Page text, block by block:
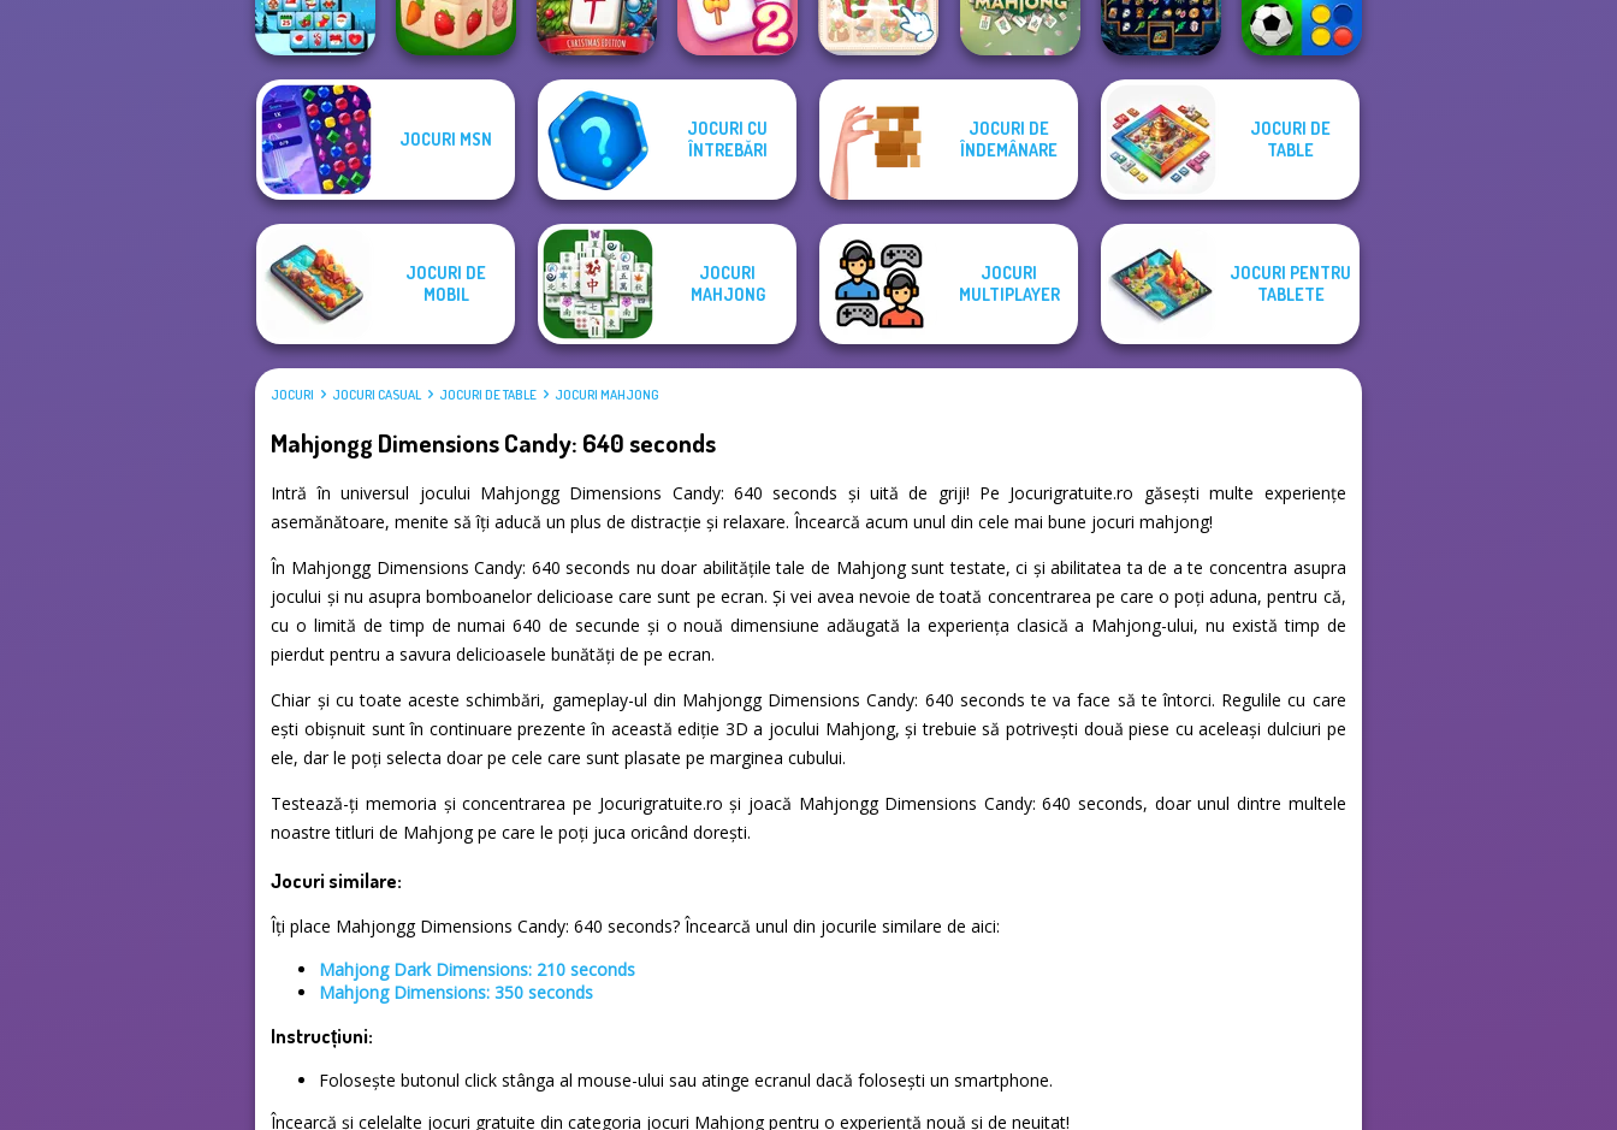
Xmas Mahjong
Trio Solitaire
Farm Mahjong
Mahjong at
Home -
Christmas Ed...
Solitaire
Mahjong Candy 2
KrisMas Mahjong
2
Tap 3 Mahjong
Sorcerer
Mahjong Marvels
Mind Games for
2-3-4 Player
JOCURI MSN
JOCURI CU
ÎNTREBĂRI
JOCURI DE
ÎNDEMÂNARE
JOCURI DE
TABLE
JOCURI DE
MOBIL
JOCURI
MAHJONG
JOCURI
MULTIPLAYER
JOCURI PENTRU
TABLETE
JOCURI JOCURI CASUAL JOCURI DE TABLE JOCURI MAHJONG
Mahjongg Dimensions Candy: 640 seconds
Intră în universul jocului Mahjongg Dimensions Candy: 640 seconds și uită de griji! Pe Jocurigratuite.ro găsești multe experiențe
asemănătoare, menite să îți aducă un plus de distracție și relaxare. Încearcă acum unul din cele mai bune jocuri mahjong!
În Mahjongg Dimensions Candy: 640 seconds nu doar abilitățile tale de Mahjong sunt testate, ci și abilitatea ta de a te concentra asupra
jocului și nu asupra bomboanelor delicioase care sunt pe ecran. Și vei avea nevoie de toată concentrarea pe care o poți aduna, pentru că,
cu o limită de timp de numai 640 de secunde și o nouă dimensiune adăugată la experiența clasică a Mahjong-ului, nu există timp de
pierdut pentru a savura delicioasele bunătăți de pe ecran.
Chiar și cu toate aceste schimbări, gameplay-ul din Mahjongg Dimensions Candy: 640 seconds te va face să te întorci. Regulile cu care
ești obișnuit sunt în continuare prezente în această ediție 3D a jocului Mahjong, și trebuie să potrivești două piese cu aceleași dulciuri pe
ele, dar le poți selecta doar pe cele care sunt plasate pe marginea cubului.
Testează-ți memoria și concentrarea pe Jocurigratuite.ro și joacă Mahjongg Dimensions Candy: 640 seconds, doar unul dintre multele
noastre titluri de Mahjong pe care le poți juca oricând dorești.
Jocuri similare:
Îți place Mahjongg Dimensions Candy: 640 seconds? Încearcă unul din jocurile similare de aici:
Mahjong Dark Dimensions: 210 seconds
Mahjong Dimensions: 350 seconds
Instrucțiuni:
Folosește butonul click stânga al mouse-ului sau atinge ecranul dacă folosești un smartphone.
Încearcă și celelalte jocuri gratuite din categoria jocuri Mahjong pentru o experiență nouă și de neuitat!